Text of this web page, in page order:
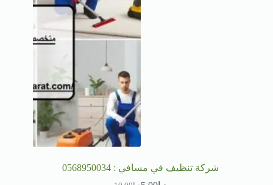
شركة تنظيف في مسافي : 0568950034